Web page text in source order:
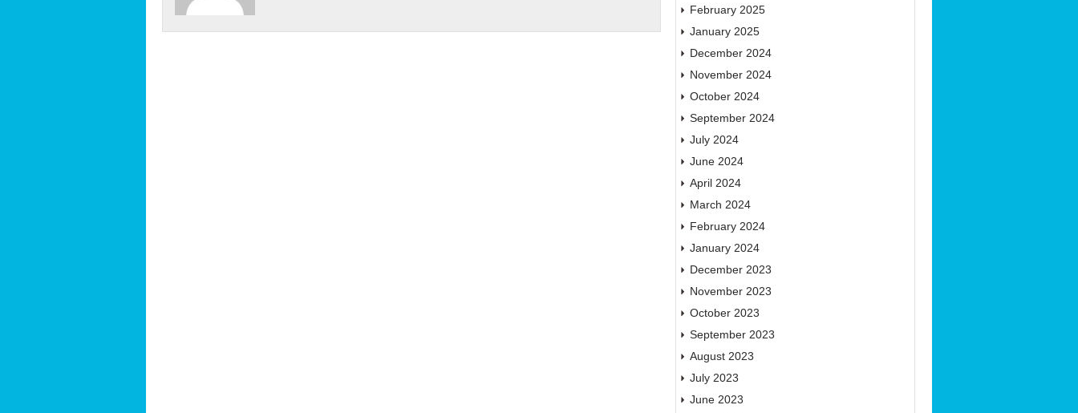
February 2025
January 2025
December 2024
November 2024
October 2024
September 2024
July 2024
June 2024
April 2024
March 2024
February 2024
January 2024
December 2023
November 2023
October 2023
September 2023
August 2023
July 2023
June 2023